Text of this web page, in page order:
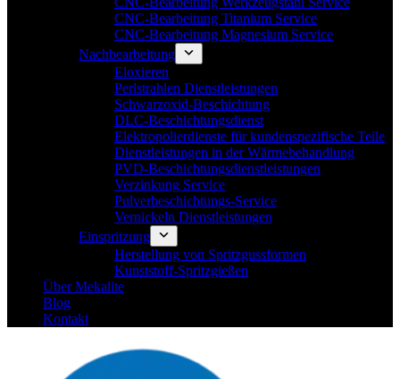
CNC-Bearbeitung Titanium Service
CNC-Bearbeitung Magnesium Service
Nachbearbeitung
Eloxieren
Perlstrahlen Dienstleistungen
Schwarzoxid-Beschichtung
DLC-Beschichtungsdienst
Elektropolierdienste für kundenspezifische Teile
Dienstleistungen in der Wärmebehandlung
PVD-Beschichtungsdienstleistungen
Verzinkung Service
Pulverbeschichtungs-Service
Vernickeln Dienstleistungen
Einspritzung
Herstellung von Spritzgussformen
Kunststoff-Spritzgießen
Über Mekalite
Blog
Kontakt